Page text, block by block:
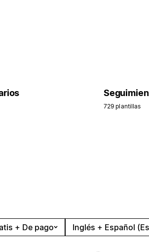
729 plantillas
+ De pago Inglés + Español